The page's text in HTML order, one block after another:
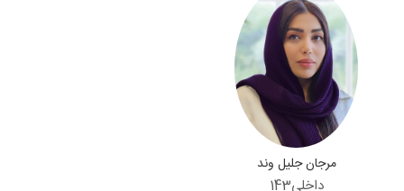
مرجان جلیل وند
داخلی143